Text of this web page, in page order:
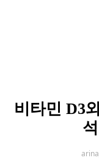
비타민 D3